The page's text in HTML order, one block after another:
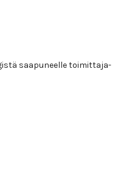
saapuneelle toimittaja-